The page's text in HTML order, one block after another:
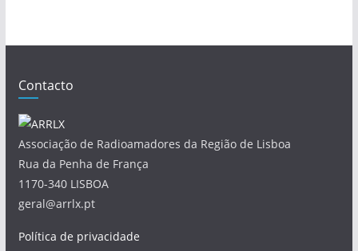
Contacto
Associação de Radioamadores da Região de Lisboa
Rua da Penha de França
1170-340 LISBOA
geral@arrlx.pt
Política de privacidade